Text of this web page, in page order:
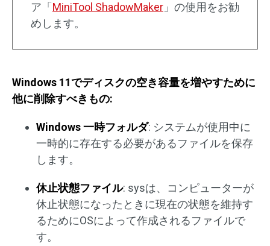
ア「 MiniTool ShadowMaker 」の使用をお勧
めします。
Windows 11でディスクの空き容量を増やすために
他に削除すべきもの:
Windows 一時フォルダ: システムが使用中に
一時的に存在する必要があるファイルを保存
します。
休止状態ファイル: sysは、コンピューターが
休止状態になったときに現在の状態を維持す
るためにOSによって作成されるファイルで
す。